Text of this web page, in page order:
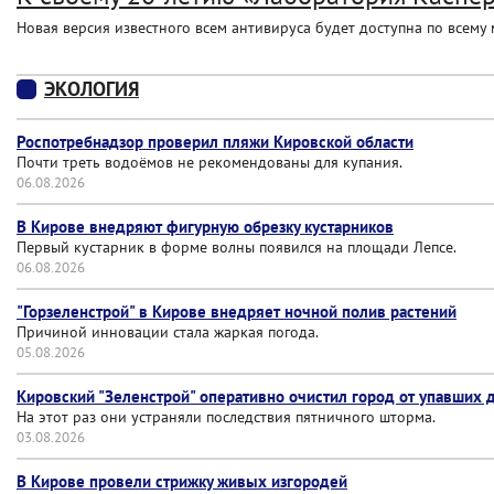
Новая версия известного всем антивируса будет доступна по всему
ЭКОЛОГИЯ
Роспотребнадзор проверил пляжи Кировской области
Почти треть водоёмов не рекомендованы для купания.
06.08.2026
В Кирове внедряют фигурную обрезку кустарников
Первый кустарник в форме волны появился на площади Лепсе.
06.08.2026
"Горзеленстрой" в Кирове внедряет ночной полив растений
Причиной инновации стала жаркая погода.
05.08.2026
Кировский "Зеленстрой" оперативно очистил город от упавших
На этот раз они устраняли последствия пятничного шторма.
03.08.2026
В Кирове провели стрижку живых изгородей